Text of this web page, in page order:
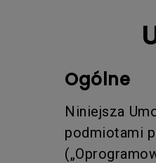
Ogólne
Niniejsza
podmiotami